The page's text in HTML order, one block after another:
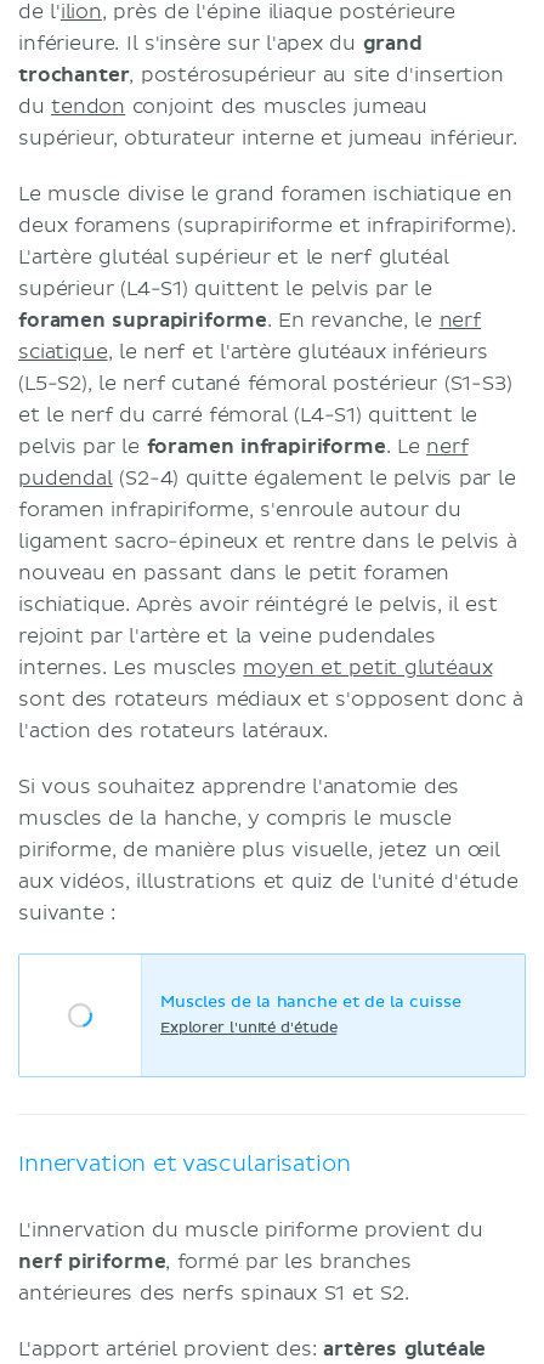
de l'ilion, près de l'épine iliaque postérieure
inférieure. Il s'insère sur l'apex du grand
trochanter, postérosupérieur au site d'insertion
dutendon conjoint des muscles jumeau
supérieur, obturateur interne et jumeau inférieur.
Le muscle divise le grand foramen ischiatique en
deux foramens (suprapiriforme et infrapiriforme).
L'artère glutéal supérieur et le nerf glutéal
supérieur (L4-S1) quittent le pelvis par le
foramen suprapiriforme. En revanche, le nerf
sciatique, le nerf et l'artère glutéaux inférieurs
(L5-S2), le nerf cutané fémoral postérieur (S1-S3)
et le nerf du carré fémoral (L4-S1) quittent le
pelvis par le foramen infrapiriforme. Le nerf
pudendal(S2-4) quitte également le pelvis par le
foramen infrapiriforme, s'enroule autour du
ligament sacro-épineux et rentre dans le pelvis à
nouveau en passant dans le petit foramen
ischiatique. Après avoir réintégré le pelvis, il est
rejoint par l'artère et la veine pudendales
internes. Les muscles moyen et petit glutéaux
sont des rotateurs médiaux et s'opposent donc à
l'action des rotateurs latéraux.
Si vous souhaitez apprendre l'anatomie des
muscles de la hanche, y compris le muscle
piriforme, de manière plus visuelle, jetez un œil
aux vidéos, illustrations et quiz de l'unité d'étude
suivante :
Muscles de la hanche et de la cuisse
Explorer l'unité d'étude
Innervation et vascularisation
L'innervation du muscle piriforme provient du
nerf piriforme, formé par les branches
antérieures des nerfs spinaux S1 et S2.
L'apport artériel provient des: artères glutéale